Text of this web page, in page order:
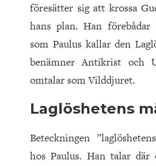
föresätter sig att krossa
hans plan. Han förebådar
som Paulus kallar den
benämner Antikrist och
omtalar som Vilddjuret.
Laglöshetens
Beteckningen
hos Paulus. Han talar